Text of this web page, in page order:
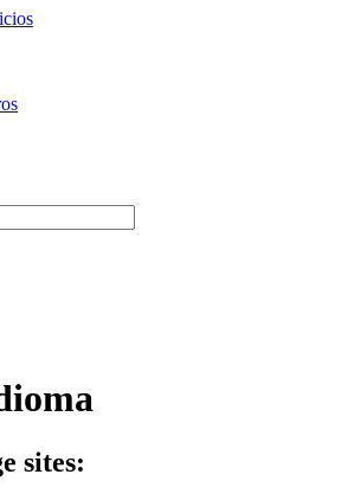
sites: